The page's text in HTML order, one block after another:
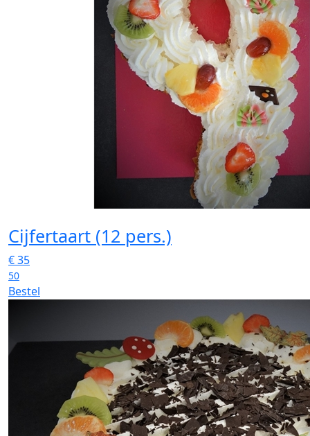
Cijfertaart (12 pers.)
€35
50
Bestel